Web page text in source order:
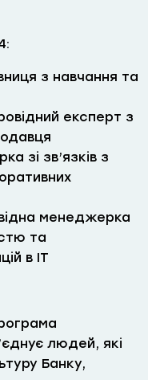
з навчання та
експерт з
зі зв’язків з
менеджерка
та
в ІТ
людей, які
Банку,